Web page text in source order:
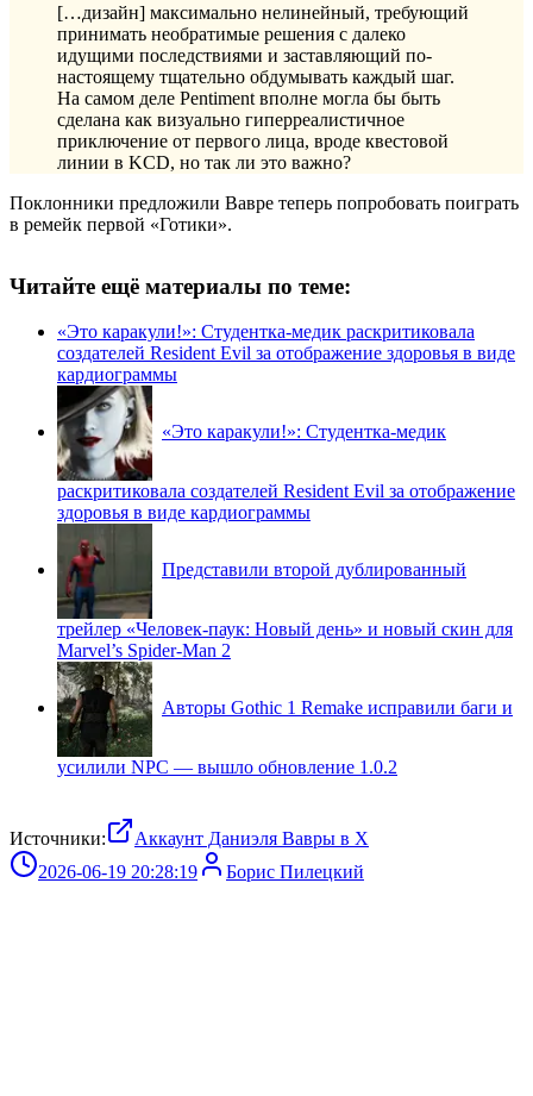
[…дизайн] максимально нелинейный, требующий
принимать необратимые решения с далеко
идущими последствиями и заставляющий по-
настоящему тщательно обдумывать каждый шаг.
На самом деле Pentiment вполне могла бы быть
сделана как визуально гиперреалистичное
приключение от первого лица, вроде квестовой
линии в KCD, но так ли это важно?
Поклонники предложили Вавре теперь попробовать поиграть
в ремейк первой «Готики».
Читайте ещё материалы по теме:
«Это каракули!»: Студентка-медик раскритиковала
создателей Resident Evil за отображение здоровья в виде
кардиограммы
«Это каракули!»: Студентка-медик
раскритиковала создателей Resident Evil за отображение
здоровья в виде кардиограммы
Представили второй дублированный
трейлер «Человек-паук: Новый день» и новый скин для
Marvel’s Spider-Man 2
Авторы Gothic 1 Remake исправили баги и
усилили NPC — вышло обновление 1.0.2
Источники:
Аккаунт Даниэля Вавры в Х
2026-06-19 20:28:19
Борис Пилецкий